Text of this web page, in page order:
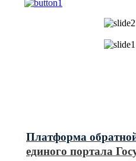
Платформа
единого портала